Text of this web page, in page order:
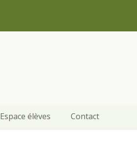
Espace élèves Contact